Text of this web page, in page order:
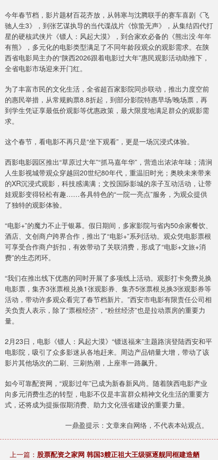
今年春节档，影片题材百花齐放，从韩寒与沈腾联手的赛车喜剧《飞
驰人生3》，到张艺谋执导的当代谍战片《惊蛰无声》，从集结四代打
星的硬核武侠片《镖人：风起大漠》，到合家欢必备的《熊出没·年年
有熊》，多元化的电影类型满足了不同年龄段观众的观影需求。在陕
西省电影局主办的“陕西2026跟着电影过大年”惠民观影活动助推下，
全省电影市场迎来开门红。
为了丰富市民的文化生活，全省超百家影院同步联动，推出力度空前
的惠民举措，从常规购票8.8折起，到部分影院特惠早场/晚场票，再
到学生凭证享最低价观影等优惠政策，最大限度地满足群众的观影需
求。
这个春节，看电影不再只是“坐下观看”，更是一场沉浸式体验。
西影电影园区推出“草原过大年”“抓马嘉年华”，营造出浓浓年味；清涧
人生影视城带观众穿越回20世纪80年代，重温旧时光；奥映未来带来
的XR沉浸式观影，科技感满满；文投国际影城的亲子互动活动，让带
娃观影变得轻松有趣……各具特色的“一院一亮点”服务，为观众提供
了独特的观影体验。
“电影+”的魔力不止于银幕。假日期间，多家影院与省内50余家餐饮、
酒店、文创商户跨界合作，推出了“电影+”系列活动。观众凭电影票根
可享受合作商户折扣，有效带动了关联消费，形成了“电影+文旅+消
费”的生态闭环。
“我们在推出线下优惠的同时开展了多项线上活动。观影打卡免费兑换
电影票，集齐3张票根兑换1张观影券、集齐5张票根兑换3张观影券等
活动，带动许多观众看完了春节档新片。”西安市电影有限责任公司相
关负责人表示，除了“票根经济”，“粉丝经济”也是拉动票房的重要力
量。
2月23日，电影《镖人：风起大漠》“镖送福来”主题路演登陆西安和平
电影院，吸引了众多影迷从各地赶来。周边产品销量大增，带动了该
影片其他场次的二刷、三刷热潮，上座率一路飙升。
如今可靠配资网，“观影过年”已成为新春新风尚。随着陕西电影产业
向多元消费生态的转型，电影不仅是丰富群众精神文化生活的重要方
式，还将成为提振假期消费、助力文化强省建设的重要力量。
一鼎盈提示：文章来自网络，不代表本站观点。
上一篇： 股票配资之家网 韩国3艘正祖大王级驱逐舰同框建造舾